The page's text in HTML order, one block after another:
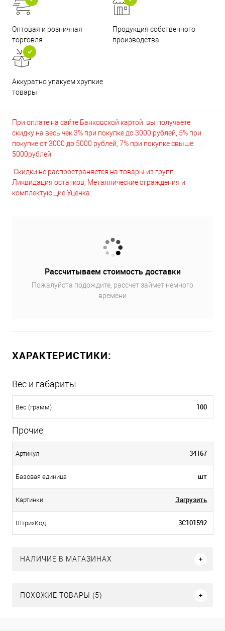
Оптовая и розничная
торговля
Продукция собственного
производства
Аккуратно упакуем хрупкие
товары
При оплате на сайте Банковской картой вы получаете
скидку на весь чек 3% при покупке до 3000 рублей, 5% при
покупке от 3000 до 5000 рублей, 7% при покупке свыше
5000рублей.
Скидки не распространяется на товары из групп:
Ликвидация остатков, Металлические ограждения и
комплектующие,Уценка.
Рассчитываем стоимость доставки
Пожалуйста подождите, рассчет займет немного
времени
ХАРАКТЕРИСТИКИ:
Вес и габариты
Вес (грамм) 100
Прочие
Артикул 34167
Базовая единица шт
Картинки Загрузить
ШтрихКод 3С101592
НАЛИЧИЕ В МАГАЗИНАХ
ПОХОЖИЕ ТОВАРЫ (5)